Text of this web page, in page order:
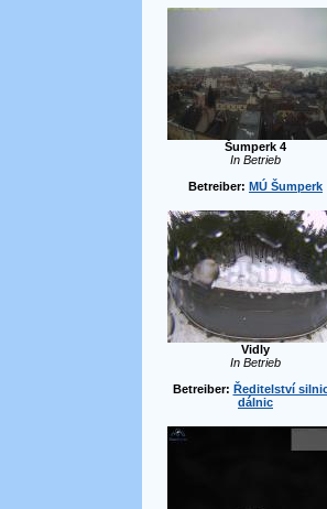
Šumperk 4
In Betrieb
Betreiber: MÚ Šumperk
Vidly
In Betrieb
Betreiber: Ředitelství
dálnic